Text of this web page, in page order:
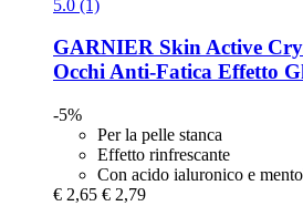
5.0 (1)
GARNIER Skin Active
Occhi Anti-​Fatica Effetto
-5%
Per la pelle stanca
Effetto rinfrescante
Con acido ialuronico e
€ 2,65 € 2,79